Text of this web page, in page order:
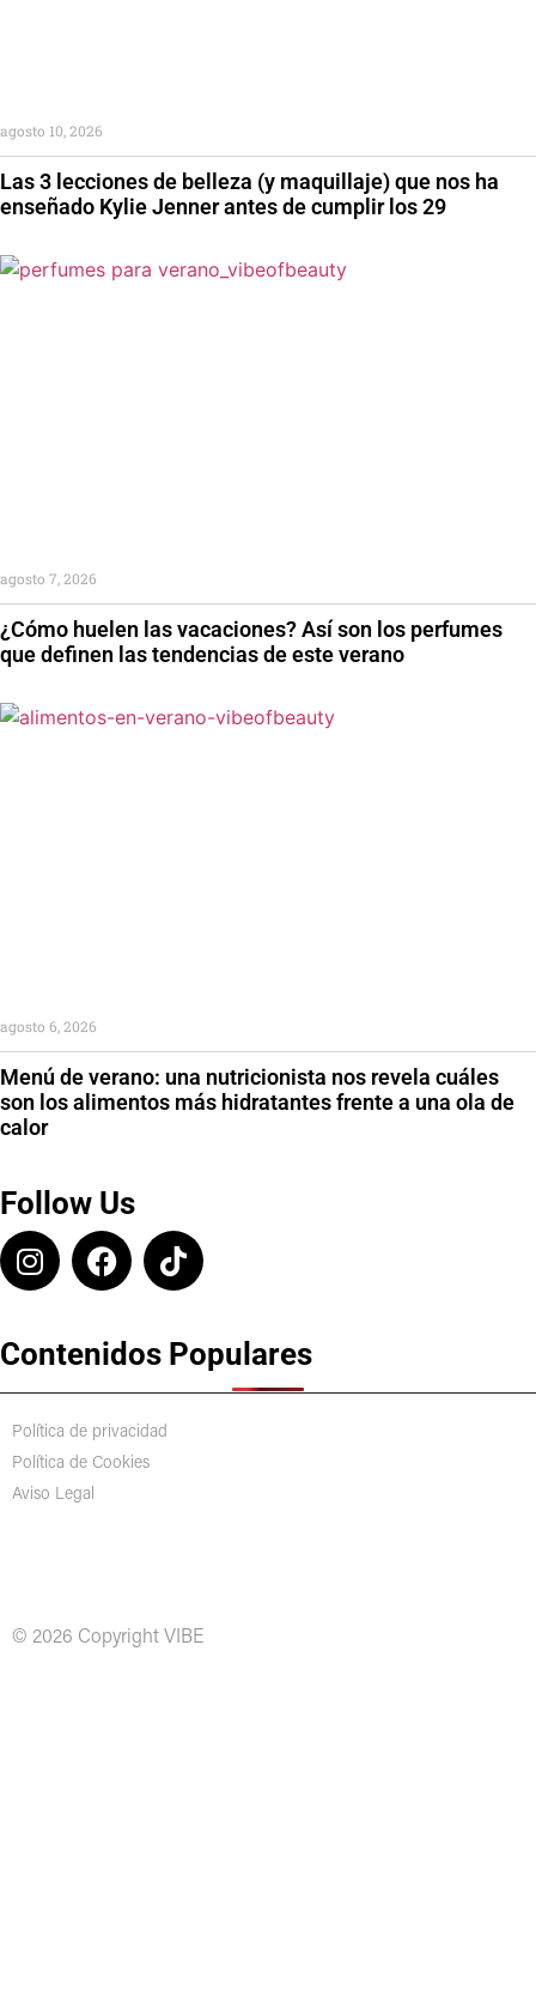
Las 3 lecciones de belleza (y maquillaje) que nos ha
enseñado Kylie Jenner antes de cumplir los 29
agosto 10, 2026
¿Cómo huelen las vacaciones? Así son los perfumes
que definen las tendencias de este verano
agosto 7, 2026
Menú de verano: una nutricionista nos revela cuáles
son los alimentos más hidratantes frente a una ola de
calor
agosto 6, 2026
Follow Us
Contenidos Populares
Política de privacidad
Política de Cookies
Aviso Legal
© 2026 Copyright VIBE